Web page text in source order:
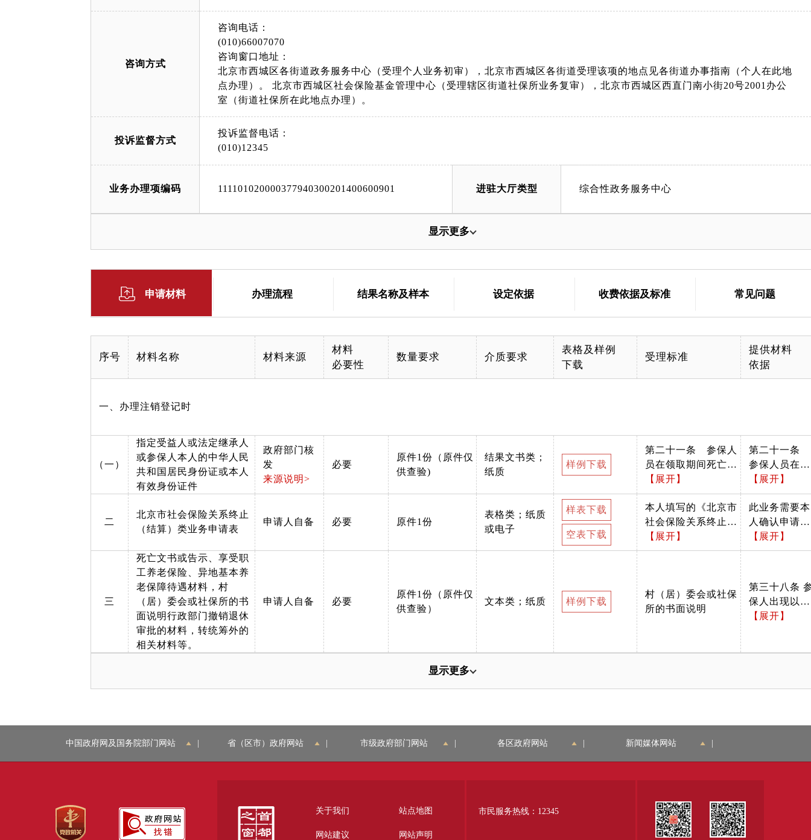
咨询方式
咨询电话：
(010)66007070
咨询窗口地址：
北京市西城区各街道政务服务中心（受理个人业务初审），北京市西城区各街道受理该项的地点见各街道办事指南（个人在此地
点办理）。 北京市西城区社会保险基金管理中心（受理辖区街道社保所业务复审），北京市西城区西直门南小街20号2001办公
室（街道社保所在此地点办理）。
投诉监督方式
投诉监督电话：
(010)12345
业务办理项编码 111101020000377940300201400600901 进驻大厅类型 综合性政务服务中心
显示更多
申请材料 办理流程 结果名称及样本 设定依据 收费依据及标准 常见问题
序号 材料名称 材料来源
材料
必要性
数量要求 介质要求
表格及样例
下载
受理标准
提供材料
依据
一、办理注销登记时
（一）
指定受益人或法定继承人
或参保人本人的中华人民
共和国居民身份证或本人
有效身份证件
政府部门核
发
来源说明>
必要
原件1份（原件仅
供查验)
结果文书类；
纸质
样例下载
第二十一条 参保人
员在领取期间死亡
的，死亡的次月停止
享受养老待遇，其个
人账户资金的剩余部
分，一次性退给其法
定继承人或指定受益
人。 （来源：《关于
知》京政发〔2008〕
49号） 指定受益人
和国居民身份证，核
【展开】
第二十一条
参保人员在领
取期间死亡
的，死亡的次
月停止享受养
老待遇，其个
人账户资金的
剩余部分，一
定继承人或指
定受益人。
（来源：《关
于印发北京市
保险办法的通
【展开】
二
北京市社会保险关系终止
（结算）类业务申请表
申请人自备 必要 原件1份
表格类；纸质
或电子
样表下载
空表下载
本人填写的《北京市
社会保险关系终止
（结算）类业务申请
表》，应确认信息无
【展开】
此业务需要本
人确认申请信
息。
【展开】
三
死亡文书或告示、享受职
工养老保险、异地基本养
老保障待遇材料，村
（居）委会或社保所的书
面说明行政部门撤销退休
审批的材料，转统筹外的
相关材料等。
申请人自备 必要
原件1份（原件仅
供查验）
文本类；纸质 样例下载
村（居）委会或社保
所的书面说明
第三十八条 参
保人出现以下
情形之一的应
死亡、丧失国
亲属抚恤金、
【展开】
显示更多
中国政府网及国务院部门网站 省（区市）政府网站 市级政府部门网站 各区政府网站 新闻媒体网站
关于我们 站点地图
网站建议 网站声明
市民服务热线：12345